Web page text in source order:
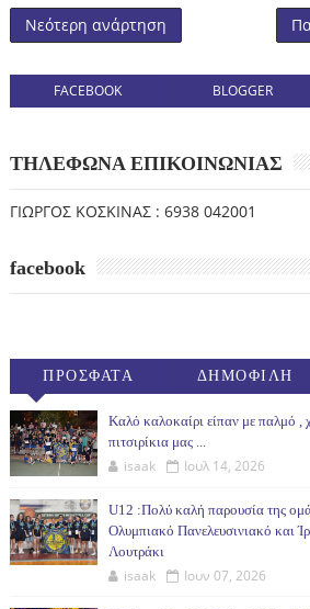
Νεότερη ανάρτηση
FACEBOOK BLOGGER
ΤΗΛΕΦΩΝΑ ΕΠΙΚΟΙΝΩΝΙΑΣ
ΓΙΩΡΓΟΣ ΚΟΣΚΙΝΑΣ : 6938 042001
facebook
ΠΡΟΣΦΑΤΑ ΔΗΜΟΦΙΛΗ
Καλό καλοκαίρι είπαν με παλμό ,
πιτσιρίκια μας ...
isaak Ιουλ 14, 2026
U12 :Πολύ καλή παρουσία της
Ολυμπιακό Πανελευσινιακό και
Λουτράκι
isaak Ιουν 07, 2026